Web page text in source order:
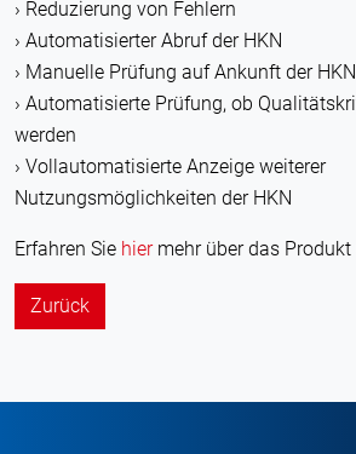
Reduzierung von Fehlern
Automatisierter Abruf der HKN
Manuelle Prüfung auf Ankunft der
Automatisierte Prüfung, ob
werden
Vollautomatisierte Anzeige weiterer
Nutzungsmöglichkeiten der HKN
Erfahren Sie hiermehr über das Produkt
Zurück